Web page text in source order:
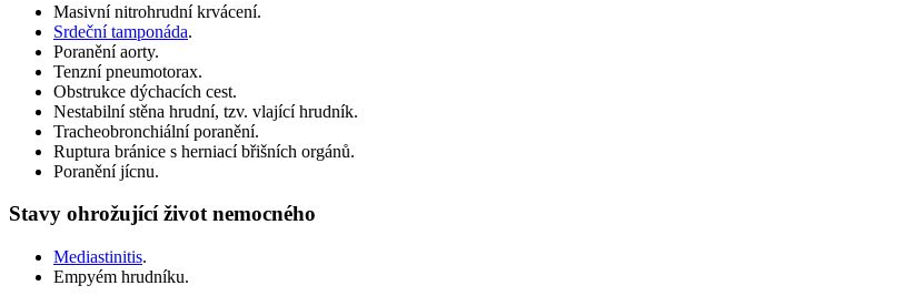
Masivní nitrohrudní krvácení.
Srdeční tamponáda.
Poranění aorty.
Tenzní pneumotorax.
Obstrukce dýchacích cest.
Nestabilní stěna hrudní, tzv. vlající hrudník.
Tracheobronchiální poranění.
Ruptura bránice s herniací břišních orgánů.
Poranění jícnu.
Stavy ohrožující život nemocného
Mediastinitis.
Empyém hrudníku.